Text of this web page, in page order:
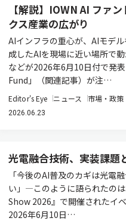
【解説】IOWN AI ファ
クス産業の広がり
AIインフラの重心が、AIモデ
成したAIを現場に近い場所で
などが2026年6月10日付で発
Fund」（関連記事）が注…
Editor's Eye ニュース 市場・政策
2026.06.23
光電融合技術、実装課題
「今後のAI普及のカギは光電
い」―このように語られたの
Show 2026』で開催されたイ
2026年6月10日…